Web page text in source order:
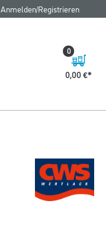
Anmelden/Registrieren
0,00 €
0